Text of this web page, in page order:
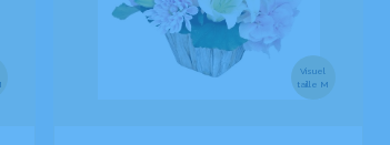
Visuel
taille M